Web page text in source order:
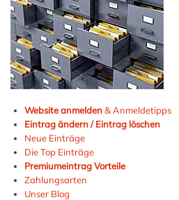
Website anmelden& Anmeldetipps
Eintrag ändern / Eintrag löschen
Neue Einträge
Die Top Einträge
Premiumeintrag Vorteile
Zahlungsarten
Unser Blog